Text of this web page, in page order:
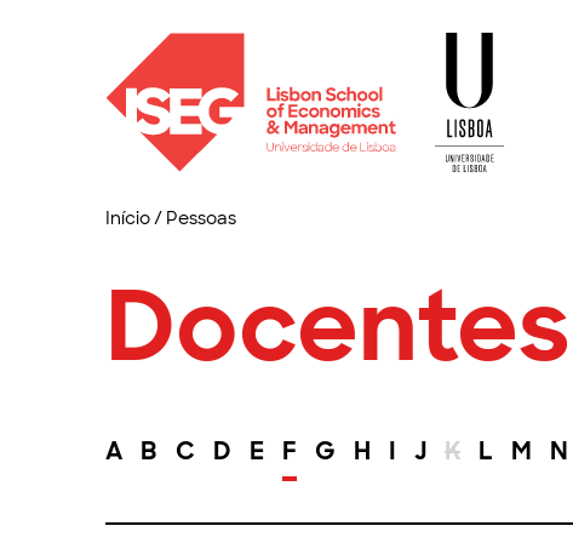
Início/ Pessoas
Docentes
A B C D E F G H I J K L M N